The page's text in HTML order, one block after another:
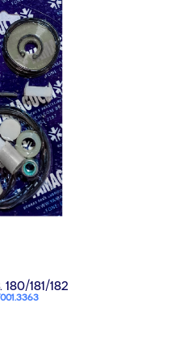
181/182